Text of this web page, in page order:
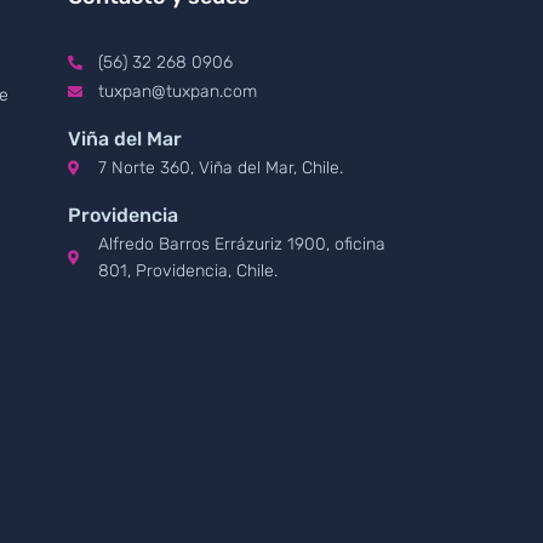
(56) 32 268 0906
tuxpan@tuxpan.com
Viña del Mar
7 Norte 360, Viña del Mar, Chile.
Providencia
Alfredo Barros Errázuriz 1900, oficina
801, Providencia, Chile.